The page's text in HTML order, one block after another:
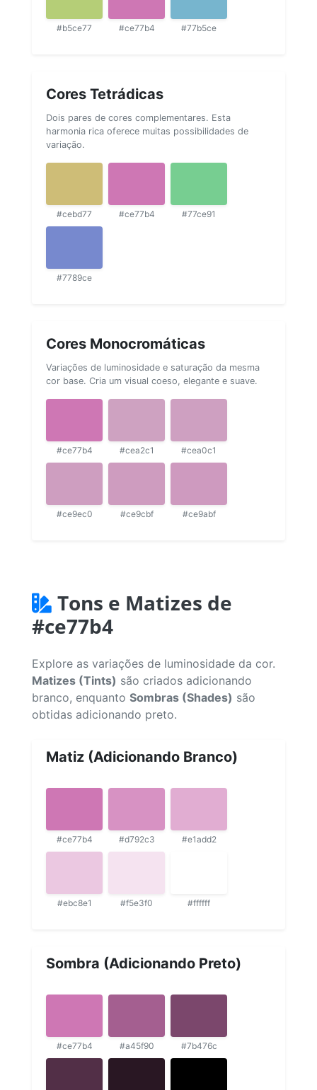
#b5ce77 #ce77b4 #77b5ce
Cores Tetrádicas
Dois pares de cores complementares. Esta
harmonia rica oferece muitas possibilidades de
variação.
#cebd77 #ce77b4 #77ce91
#7789ce
Cores Monocromáticas
Variações de luminosidade e saturação da mesma
cor base. Cria um visual coeso, elegante e suave.
#ce77b4 #cea2c1 #cea0c1
#ce9ec0 #ce9cbf #ce9abf
Tons e Matizes de
#ce77b4
Explore as variações de luminosidade da cor.
Matizes (Tints) são criados adicionando
branco, enquanto Sombras (Shades) são
obtidas adicionando preto.
Matiz (Adicionando Branco)
#ce77b4 #d792c3 #e1add2
#ebc8e1 #f5e3f0 #ffffff
Sombra (Adicionando Preto)
#ce77b4 #a45f90 #7b476c